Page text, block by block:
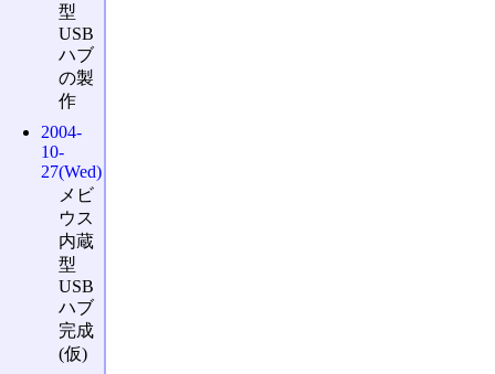
型
USB
ハブ
の製
作
2004-
10-
27(Wed)
メビ
ウス
内蔵
型
USB
ハブ
完成
(仮)